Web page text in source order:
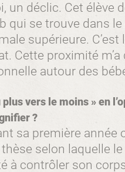
un déclic. Cet élève
qui se trouve dans
supérieure.
Cette proximité
autour des
vers le moins » en
?
sa première année
selon laquelle
à contrôler son